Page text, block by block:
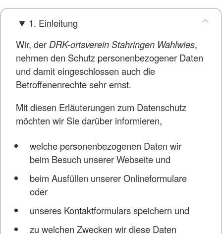
1. Einleitung
Wir, derDRK-ortsverein Stahringen Wahlwies,
nehmen den Schutz personenbezogener Daten
und damit eingeschlossen auch die
Betroffenenrechte sehr ernst.
Mit diesen Erläuterungen zum Datenschutz
möchten wir Sie darüber informieren,
welche personenbezogenen Daten wir
beim Besuch unserer Webseite und
beim Ausfüllen unserer Onlineformulare
oder
unseres Kontaktformulars speichern und
zu welchen Zwecken wir diese Daten